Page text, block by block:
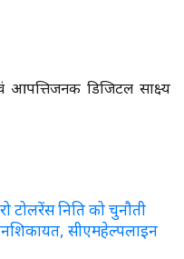
आपत्तिजनक डिजिटल साक्ष्य
टोलरेंस निति को चुनौती
सीएमहेल्पलाइन